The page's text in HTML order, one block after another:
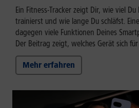
Ein Fitness-Tracker zeigt Dir, wie viel
trainierst und wie lange Du schläfst.
dagegen viele Funktionen Deines
Der Beitrag zeigt, welches Gerät sich
Mehr erfahren